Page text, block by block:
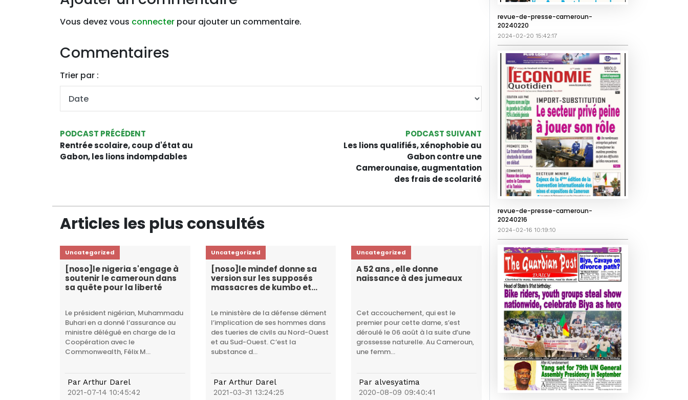
Vous devez vous connecter pour ajouter un commentaire.
Commentaires
Trier par :
PODCAST PRÉCÉDENT
Rentrée scolaire, coup d'état au
Gabon, les lions indompdables
PODCAST SUIVANT
Les lions qualifiés, xénophobie au
Gabon contre une
Camerounaise, augmentation
des frais de scolarité
Articles les plus consultés
Uncategorized
[noso]le nigeria s'engage à
soutenir le cameroun dans
sa quête pour la liberté
Le président nigérian, Muhammadu
Buhari en a donné l’assurance au
ministre délégué en charge de la
Coopération avec le
Commonwealth, Félix M...
Par Arthur Darel
2021-07-14 10:45:42
Uncategorized
[noso]le mindef donne sa
version sur les supposés
massacres de kumbo et
Le ministère de la défense dément
l’implication de ses hommes dans
des tueries de civils au Nord-Ouest
et au Sud-Ouest. C’est la
substance d...
Par Arthur Darel
2021-03-31 13:24:25
Uncategorized
A 52 ans , elle donne
naissance à des jumeaux
Cet accouchement, qui est le
premier pour cette dame, s’est
déroulé le 06 août à la suite d’une
grossesse naturelle. Au Cameroun,
une femm...
Paralvesyatima
2020-08-09 09:40:41
revue-de-presse-cameroun-
20240220
2024-02-20 15:42:17
revue-de-presse-cameroun-
20240216
2024-02-16 10:19:10